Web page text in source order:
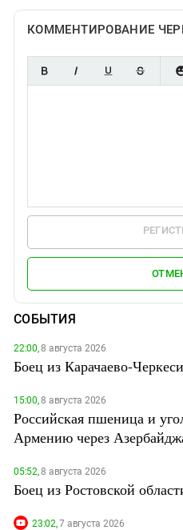
КОММЕНТИРОВАНИЕ
СОБЫТИЯ
22:00,8 августа 2026
Боец из Карачаево-
15:00,8 августа 2026
Российская пшеница и
Армению через
05:52,8 августа 2026
Боец из Ростовской
23:02,7 августа 2026